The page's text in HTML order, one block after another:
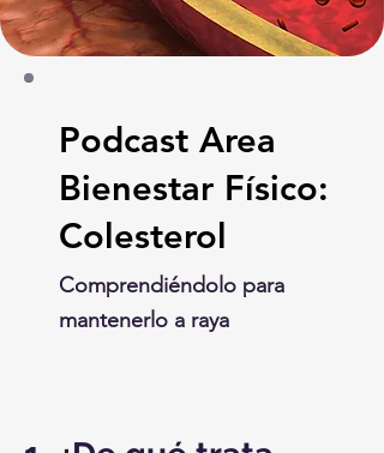
Podcast Area
Bienestar Físico:
Colesterol
Comprendiéndolo para
mantenerlo a raya